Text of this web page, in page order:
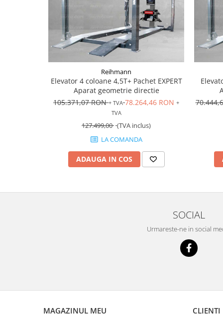
Reihmann
Elevator 4 coloane 4,5T+ Pachet EXPERT
Aparat geometrie directie
105.371,07 RON+ TVA 78.264,46 RON +
TVA
127.499,00 (TVA inclus)
LA COMANDA
ADAUGA IN COS
SOCIAL
Urmareste-ne in social
MAGAZINUL MEU CLIENTI